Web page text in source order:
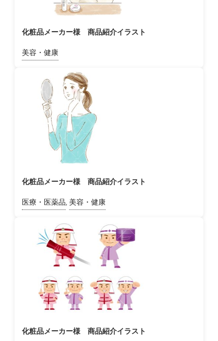
化粧品メーカー様 商品紹介イラスト
美容・健康
化粧品メーカー様 商品紹介イラスト
医療・医薬品, 美容・健康
化粧品メーカー様 商品紹介イラスト